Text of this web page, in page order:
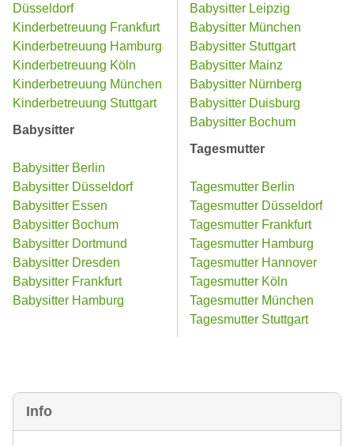
Info
Düsseldorf
Kinderbetreuung Frankfurt
Kinderbetreuung Hamburg
Kinderbetreuung Köln
Kinderbetreuung München
Kinderbetreuung Stuttgart
Babysitter
Babysitter Berlin
Babysitter Düsseldorf
Babysitter Essen
Babysitter Bochum
Babysitter Dortmund
Babysitter Dresden
Babysitter Frankfurt
Babysitter Hamburg
Babysitter Leipzig
Babysitter München
Babysitter Stuttgart
Babysitter Mainz
Babysitter Nürnberg
Babysitter Duisburg
Babysitter Bochum
Tagesmutter
Tagesmutter Berlin
Tagesmutter Düsseldorf
Tagesmutter Frankfurt
Tagesmutter Hamburg
Tagesmutter Hannover
Tagesmutter Köln
Tagesmutter München
Tagesmutter Stuttgart